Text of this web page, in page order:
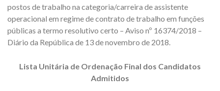
postos de trabalho na categoria/carreira de assistente
operacional em regime de contrato de trabalho em funções
públicas a termo resolutivo certo – Aviso nº 16374/2018 –
Diário da República de 13 de novembro de 2018.
Lista Unitária de Ordenação Final dos Candidatos
Admitidos